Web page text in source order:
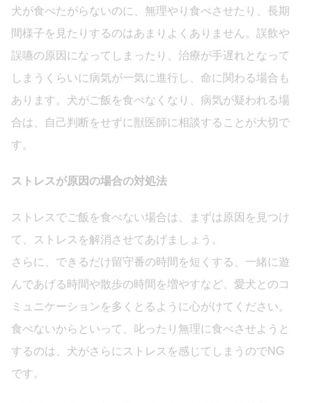
犬が食べたがらないのに、無理やり食べさせたり、長期
間様子を見たりするのはあまりよくありません。誤飲や
誤嚥の原因になってしまったり、治療が手遅れとなって
しまうくらいに病気が一気に進行し、命に関わる場合も
あります。犬がご飯を食べなくなり、病気が疑われる場
合は、自己判断をせずに獣医師に相談することが大切で
す。
ストレスが原因の場合の対処法
ストレスでご飯を食べない場合は、まずは原因を見つけ
て、ストレスを解消させてあげましょう。
さらに、できるだけ留守番の時間を短くする、一緒に遊
んであげる時間や散歩の時間を増やすなど、愛犬とのコ
ミュニケーションを多くとるように心がけてください。
食べないからといって、叱ったり無理に食べさせようと
するのは、犬がさらにストレスを感じてしまうのでNG
です。